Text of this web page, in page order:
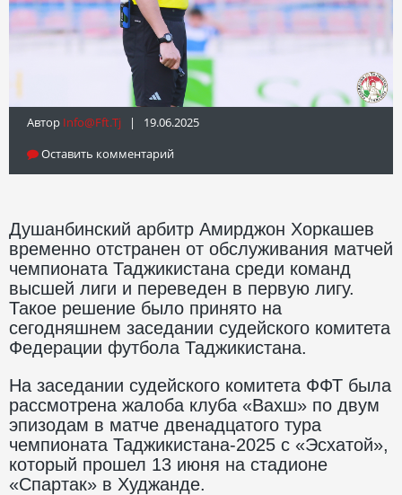
Автор Info@fft.tj | 19.06.2025
Оставить комментарий
Душанбинский арбитр Амирджон Хоркашев
временно отстранен от обслуживания матчей
чемпионата Таджикистана среди команд
высшей лиги и переведен в первую лигу.
Такое решение было принято на
сегодняшнем заседании судейского комитета
Федерации футбола Таджикистана.
На заседании судейского комитета ФФТ была
рассмотрена жалоба клуба «Вахш» по двум
эпизодам в матче двенадцатого тура
чемпионата Таджикистана-2025 с «Эсхатой»,
который прошел 13 июня на стадионе
«Спартак» в Худжанде.